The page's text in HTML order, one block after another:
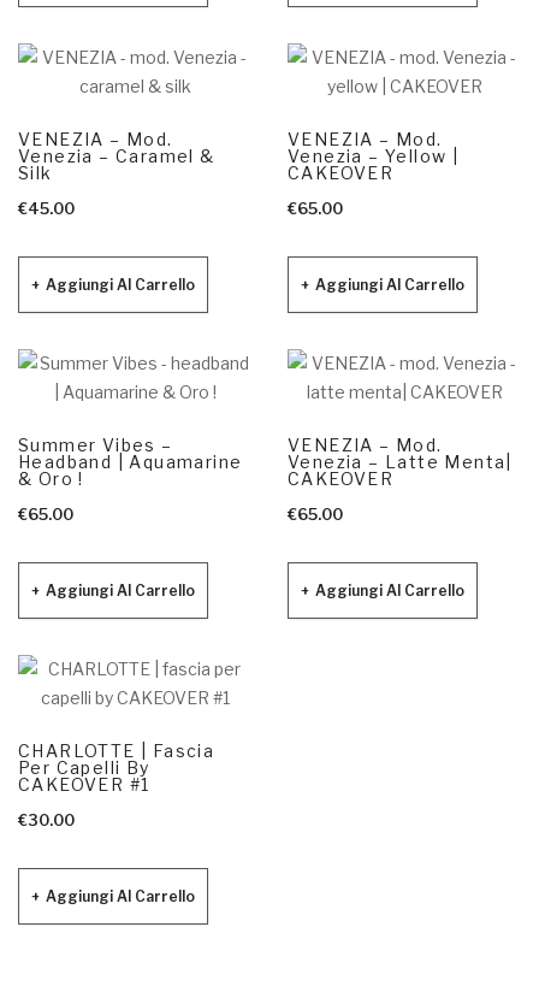
VENEZIA – Mod.
Venezia – Caramel &
Silk
€45.00
Aggiungi Al Carrello
VENEZIA – Mod.
Venezia – Yellow |
CAKEOVER
€65.00
Aggiungi Al Carrello
Summer Vibes –
Headband | Aquamarine
& Oro !
€65.00
Aggiungi Al Carrello
VENEZIA – Mod.
Venezia – Latte Menta|
CAKEOVER
€65.00
Aggiungi Al Carrello
CHARLOTTE | Fascia
Per Capelli By
CAKEOVER #1
€30.00
Aggiungi Al Carrello